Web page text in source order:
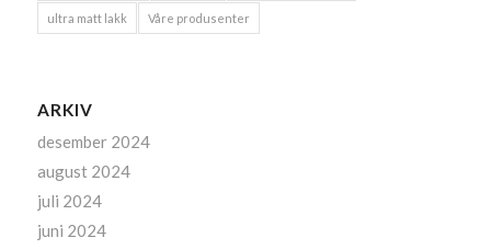
ultra matt lakk Våre produsenter
ARKIV
desember 2024
august 2024
juli 2024
juni 2024